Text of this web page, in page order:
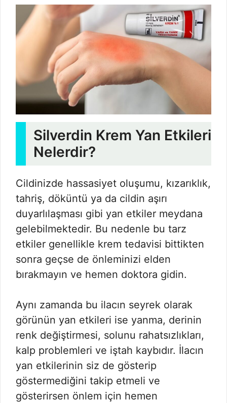
Silverdin Krem Yan Etkileri
Nelerdir?
Cildinizde hassasiyet oluşumu, kızarıklık,
tahriş, döküntü ya da cildin aşırı
duyarlılaşması gibi yan etkiler meydana
gelebilmektedir. Bu nedenle bu tarz
etkiler genellikle krem tedavisi bittikten
sonra geçse de önleminizi elden
bırakmayın ve hemen doktora gidin.
Aynı zamanda bu ilacın seyrek olarak
görünün yan etkileri ise yanma, derinin
renk değiştirmesi, solunu rahatsızlıkları,
kalp problemleri ve iştah kaybıdır. İlacın
yan etkilerinin siz de gösterip
göstermediğini takip etmeli ve
gösterirsen önlem için hemen